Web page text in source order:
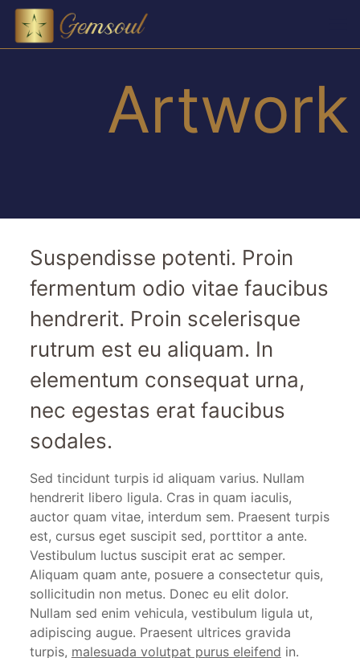
Artwork
Suspendisse potenti. Proin
fermentum odio vitae faucibus
hendrerit. Proin scelerisque
rutrum est eu aliquam. In
elementum consequat urna,
nec egestas erat faucibus
sodales.
Sed tincidunt turpis id aliquam varius. Nullam
hendrerit libero ligula. Cras in quam iaculis,
auctor quam vitae, interdum sem. Praesent turpis
est, cursus eget suscipit sed, porttitor a ante.
Vestibulum luctus suscipit erat ac semper.
Aliquam quam ante, posuere a consectetur quis,
sollicitudin non metus. Donec eu elit dolor.
Nullam sed enim vehicula, vestibulum ligula ut,
adipiscing augue. Praesent ultrices gravida
turpis, malesuada volutpat purus eleifend in.